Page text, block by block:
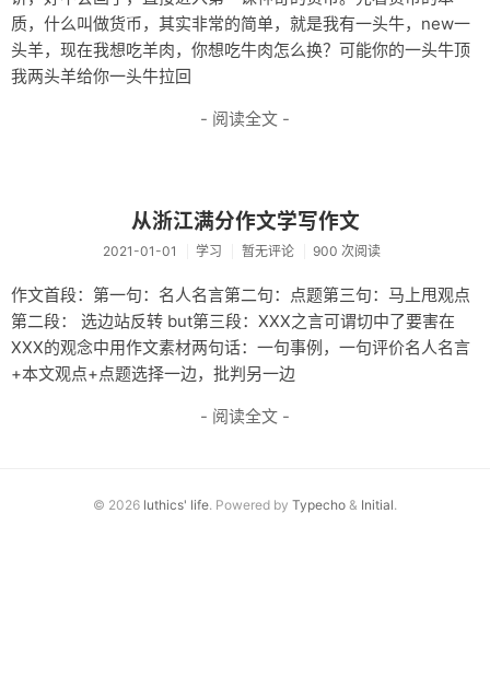
搞机
游戏
杂记
未分类
关于
轻语
质，什么叫做货币，其实非常的简单，就是我有一头牛，new一
头羊，现在我想吃羊肉，你想吃牛肉怎么换？可能你的一头牛顶
我两头羊给你一头牛拉回
- 阅读全文 -
从浙江满分作文学写作文
2021-01-01 学习 暂无评论 900 次阅读
作文首段：第一句：名人名言第二句：点题第三句：马上甩观点
第二段： 选边站反转 but第三段：XXX之言可谓切中了要害在
XXX的观念中用作文素材两句话：一句事例，一句评价名人名言
+本文观点+点题选择一边，批判另一边
- 阅读全文 -
© 2026 luthics' life. Powered by Typecho & Initial.